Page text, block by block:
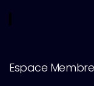
Espace